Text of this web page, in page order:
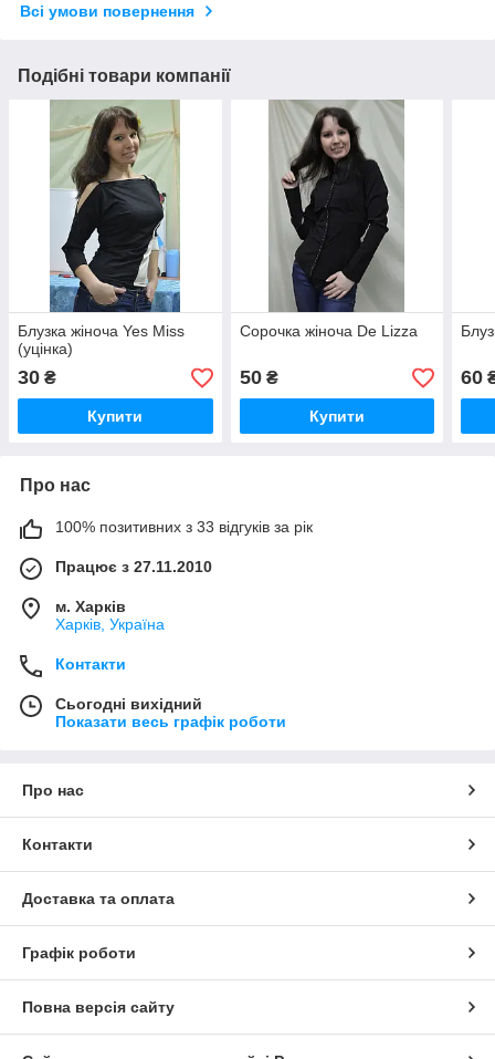
Всі умови повернення
Подібні товари компанії
Блузка жіноча Yes Miss
(уцінка)
30 ₴
Купити
Сорочка жіноча De Lizza
50₴
Купити
60
Про нас
100% позитивних з 33 відгуків за рік
Працює з 27.11.2010
м. Харків
Харків, Україна
Контакти
Сьогодні вихідний
Показати весь графік роботи
Про нас
Контакти
Доставка та оплата
Графік роботи
Повна версія сайту